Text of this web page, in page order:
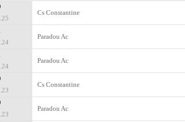
Cs Constantine
Paradou Ac
Paradou Ac
Cs Constantine
Paradou Ac